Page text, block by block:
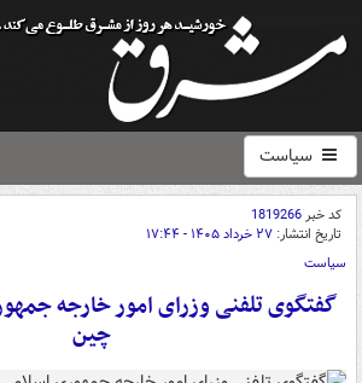
سیاست
کد خبر1819266
تاریخ انتشار: ۲۷ خرداد ۱۴۰۵ - ۱۷:۴۴
سیاست
گفتگوی تلفنی وزرای امور خارجه
چین